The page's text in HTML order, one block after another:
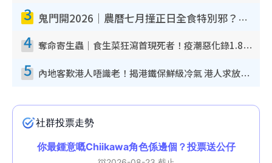
3 鬼門開2026｜農曆七月撞正日全食特別邪？專家警告切忌做一事！揭4大禁忌+2招保平安
4 奪命寄生蟲｜食生菜狂瀉首現死者！疫潮惡化錄1.8萬宗病例 揭洗菜3大謬誤
5 內地客歎港人唔識老！揭港鐵保鮮級冷氣 港人求放過：咪投訴